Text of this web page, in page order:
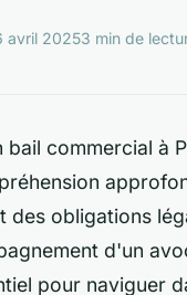
avril 20253 min de
bail commercial à
des obligations
d'un
pour naviguer